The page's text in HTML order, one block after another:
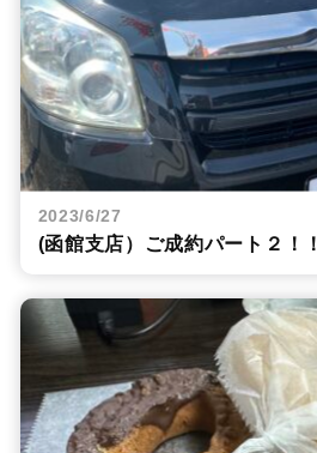
2023/6/27
(函館支店）ご成約パート２！！